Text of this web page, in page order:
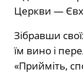
Церкви —
Зібравши
їм вино і
«Прийміть,